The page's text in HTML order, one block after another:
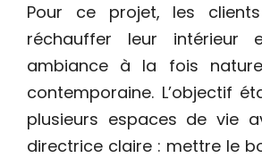
Pour ce projet, les
réchauffer leur intérieur
ambiance à la fois
contemporaine. L’objectif
plusieurs espaces de vie
directrice claire : mettre le